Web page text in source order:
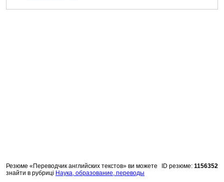
Резюме «Переводчик английских текстов» ви можете
знайти в рубриці Наука, образование, переводы
ID резюме: 1156352